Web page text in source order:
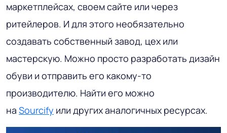
маркетплейсах, своем сайте или через
ритейлеров. И для этого необязательно
создавать собственный завод, цех или
мастерскую. Можно просто разработать дизайн
обуви и отправить его какому-то
производителю. Найти его можно
на Sourcify или других аналогичных ресурсах.